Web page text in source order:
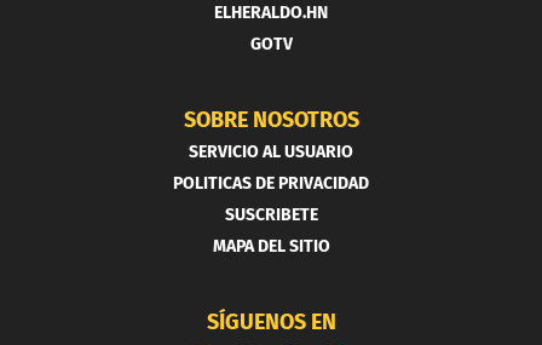
ELHERALDO.HN
GOTV
SOBRE NOSOTROS
SERVICIO AL USUARIO
POLITICAS DE PRIVACIDAD
SUSCRIBETE
MAPA DEL SITIO
SÍGUENOS EN